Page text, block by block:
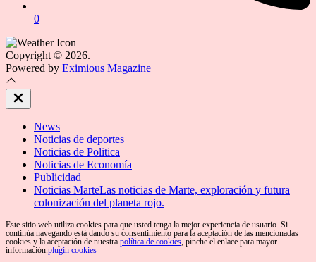
0
Copyright © 2026.
Powered by Eximious Magazine
Close
Off
News
Noticias de deportes
Noticias de Politica
Noticias de Economía
Publicidad
Noticias MarteLas noticias de Marte, exploración y futura
colonización del planeta rojo.
Este sitio web utiliza cookies para que usted tenga la mejor experiencia de usuario. Si
continúa navegando está dando su consentimiento para la aceptación de las mencionadas
cookies y la aceptación de nuestra política de cookies, pinche el enlace para mayor
información.plugin cookies